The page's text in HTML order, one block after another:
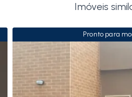
Imóveis
Pronto para